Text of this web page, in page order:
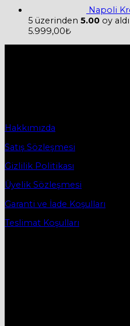
Napoli
5 üzerinden 5.00 oy aldı
5.999,00₺
Hakkımızda
Satış Sözleşmesi
Gizlilik Politikası
Üyelik Sözleşmesi
Garanti ve İade Koşulları
Teslimat Koşulları